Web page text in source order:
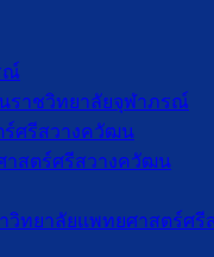
ณ์
ราชวิทยาลัยจุฬาภรณ์
ร์ศรีสวางควัฒน
าสตร์ศรีสวางควัฒน
วิทยาลัยแพทยศาสตร์ศรี